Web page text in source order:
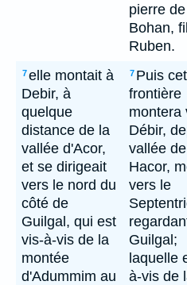
pierre de
Bohan,
Ruben.
7elle montait à
Debir, à
quelque
distance de la
vallée d'Acor,
et se dirigeait
vers le nord du
côté de
Guilgal, qui est
vis-à-vis de la
montée
d'Adummim au
7 Puis
frontière
montera
Débir,
vallée de
Hacor,
vers le
Guilgal;
laquelle
à-vis de